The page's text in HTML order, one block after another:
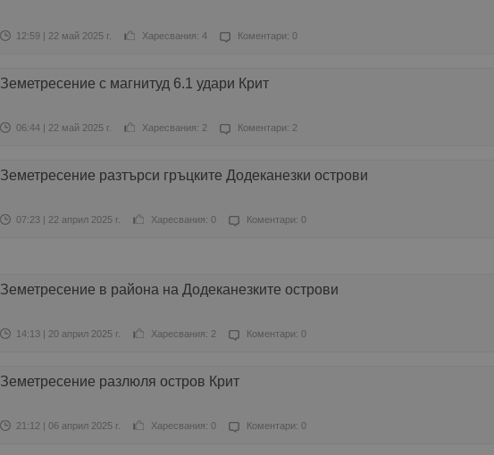
12:59 | 22 май 2025 г. Харесвания: 4 Коментари: 0
Земетресение с магнитуд 6.1 удари Крит
06:44 | 22 май 2025 г. Харесвания: 2 Коментари: 2
Земетресение разтърси гръцките Додеканезки острови
07:23 | 22 април 2025 г. Харесвания: 0 Коментари: 0
Земетресение в района на Додеканезките острови
14:13 | 20 април 2025 г. Харесвания: 2 Коментари: 0
Земетресение разлюля остров Крит
21:12 | 06 април 2025 г. Харесвания: 0 Коментари: 0